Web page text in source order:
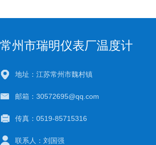
常州市瑞明仪表厂温度计
地址：江苏常州市魏村镇
邮箱：30572695@qq.com
传真：0519-85715316
联系人：刘国强